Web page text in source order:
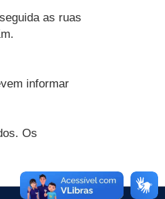
as ruas
informar
Os